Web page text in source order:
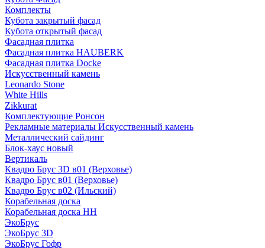
Комплекты
Кубота закрытый фасад
Кубота открытый фасад
Фасадная плитка
Фасадная плитка HAUBERK
Фасадная плитка Docke
Искусственный камень
Leonardo Stone
White Hills
Zikkurat
Комплектующие Ронсон
Рекламные материалы Искусственный камень
Металлический сайдинг
Блок-хаус новый
Вертикаль
Квадро Брус 3D в01 (Верховье)
Квадро Брус в01 (Верховье)
Квадро Брус в02 (Ильский)
Корабельная доска
Корабельная доска НН
ЭкоБрус
ЭкоБрус 3D
ЭкоБрус Гофр